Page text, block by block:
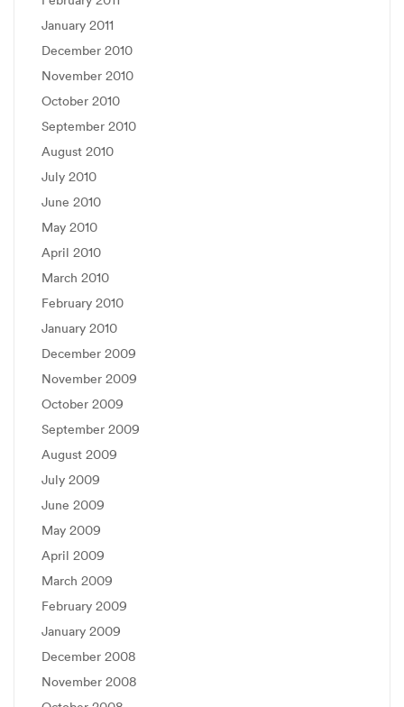
January 2011
December 2010
November 2010
October 2010
September 2010
August 2010
July 2010
June 2010
May 2010
April 2010
March 2010
February 2010
January 2010
December 2009
November 2009
October 2009
September 2009
August 2009
July 2009
June 2009
May 2009
April 2009
March 2009
February 2009
January 2009
December 2008
November 2008